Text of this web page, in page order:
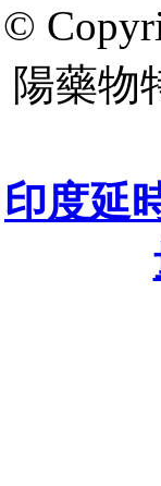
©
陽藥物
印度延